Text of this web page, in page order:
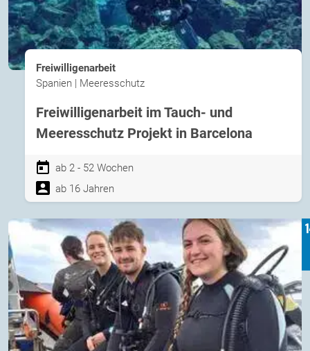
Freiwilligenarbeit
Spanien | Meeresschutz
Freiwilligenarbeit im Tauch- und
Meeresschutz Projekt in Barcelona
ab 2 - 52 Wochen
ab 16 Jahren